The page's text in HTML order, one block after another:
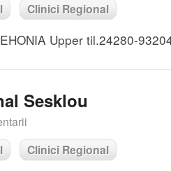
Clinici Regional
Upper til.24280-
Sesklou
Clinici Regional